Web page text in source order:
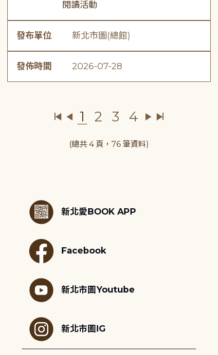
閱讀活動
發布單位 新北市圖(總館)
發佈時間 2026-07-28
1 2 3 4
(總共 4 頁，76 筆資料)
新北愛BOOK APP
Facebook
新北市圖Youtube
新北市圖IG